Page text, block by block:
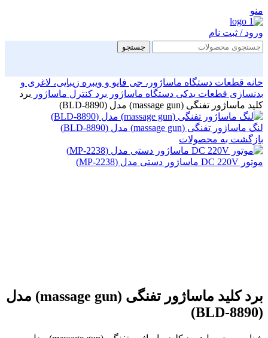
منو
ورود / ثبت نام
جستجو
خانه قطعات دستگاه ماساژور، جی فایو و ویبره زیبایی، لاغری و
بدنسازی قطعات یدکی دستگاه ماساژور برد کنترل ماساژور برد
کلید ماساژور تفنگی (massage gun) مدل (BLD-8890)
لنگ ماساژور تفنگی (massage gun) مدل (BLD-8890)
بازگشت به محصولات
موتور DC 220V ماساژور دستی مدل (MP-2238)
برد کلید ماساژور تفنگی (massage gun) مدل
(BLD-8890)